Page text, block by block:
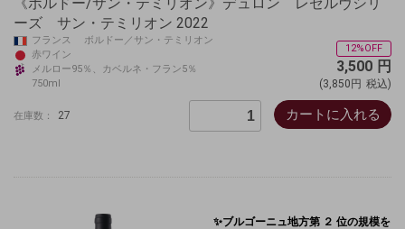
ーズ サン・テミリオン 2022
フランス ボルドー／サン・テミリオン
赤ワイン
メルロー95％、カベルネ・フラン5％
750ml
12%OFF
3,500 円
(3,850円 税込)
在庫数： 27 カートに入れる
✨ブルゴーニュ地方第 ２ 位の規模を